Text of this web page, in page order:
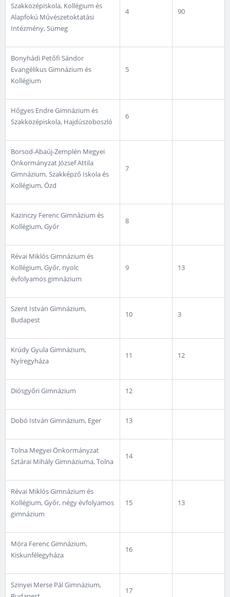
Szakközépiskola, Kollégium és
Alapfokú Művészetoktatási
Intézmény, Sümeg
4 90
Bonyhádi Petőfi Sándor
Evangélikus Gimnázium és
Kollégium
5
Hőgyes Endre Gimnázium és
Szakközépiskola, Hajdúszoboszló
6
Borsod-Abaúj-Zemplén Megyei
Önkormányzat József Attila
Gimnázium, Szakképző Iskola és
Kollégium, Ózd
7
Kazinczy Ferenc Gimnázium és
Kollégium, Győr
8
Révai Miklós Gimnázium és
Kollégium, Győr, nyolc
évfolyamos gimnázium
9 13
Szent István Gimnázium,
Budapest
10 3
Krúdy Gyula Gimnázium,
Nyíregyháza
11 12
Diósgyőri Gimnázium 12
Dobó István Gimnázium, Eger 13
Tolna Megyei Önkormányzat
Sztárai Mihály Gimnáziuma, Tolna
14
Révai Miklós Gimnázium és
Kollégium, Győr, négy évfolyamos
gimnázium
15 13
Móra Ferenc Gimnázium,
Kiskunfélegyháza
16
Szinyei Merse Pál Gimnázium,
17